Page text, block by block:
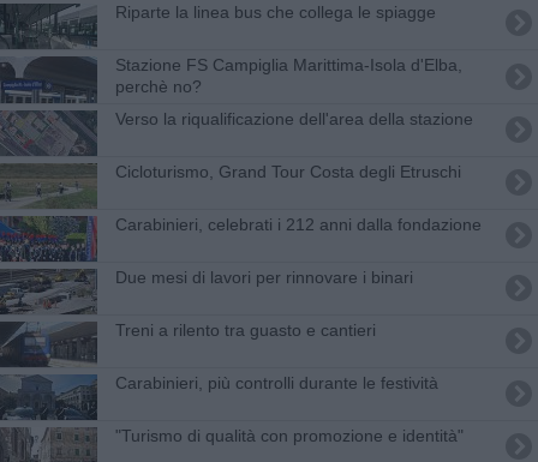
Riparte la linea bus che collega le spiagge
Stazione FS Campiglia Marittima-Isola d'Elba,
perchè no?
Verso la riqualificazione dell'area della stazione
Cicloturismo, Grand Tour Costa degli Etruschi
Carabinieri, celebrati i 212 anni dalla fondazione
Due mesi di lavori per rinnovare i binari
Treni a rilento tra guasto e cantieri
Carabinieri, più controlli durante le festività
"Turismo di qualità con promozione e identità"